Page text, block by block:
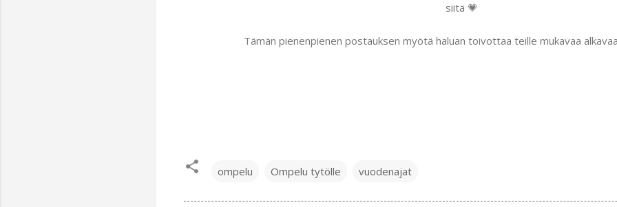
siitä 💗
Tämän pienenpienen postauksen myötä haluan toivottaa teille mukavaa
ompelu Ompelu tytölle vuodenajat